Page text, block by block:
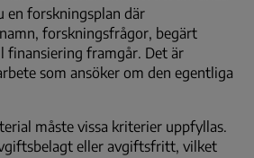
en forskningsplan där
forskningsfrågor, begärt
finansiering framgår. Det är
som ansöker om den egentliga
måste vissa kriterier uppfyllas.
eller avgiftsfritt, vilket